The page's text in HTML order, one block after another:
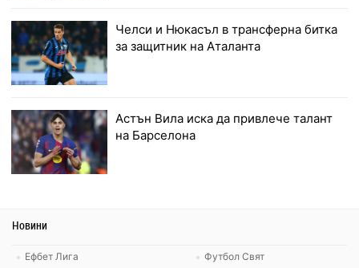
Челси и Нюкасъл в трансферна битка
за защитник на Аталанта
Астън Вила иска да привлече талант
на Барселона
Новини
Ефбет Лига
Футбол Свят